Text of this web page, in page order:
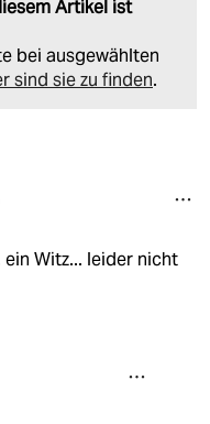
Artikel ist
bei ausgewählten
sind sie zu finden.
ein Witz... leider nicht